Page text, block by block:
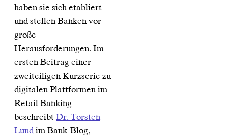
haben sie sich etabliert
und stellen Banken vor
große
Herausforderungen. Im
ersten Beitrag einer
zweiteiligen Kurzserie zu
digitalen Plattformen im
Retail Banking
beschreibtDr. Torsten
Lundim Bank-Blog,